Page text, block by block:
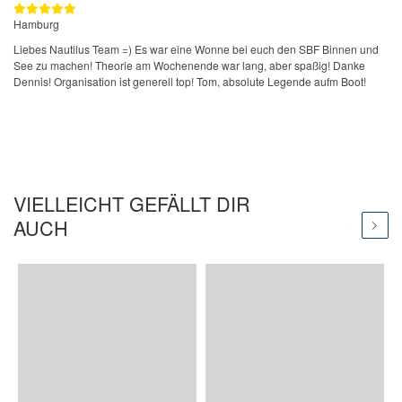
Hamburg
Liebes Nautilus Team =) Es war eine Wonne bei euch den SBF Binnen und
See zu machen! Theorie am Wochenende war lang, aber spaßig! Danke
Dennis! Organisation ist generell top! Tom, absolute Legende aufm Boot!
VIELLEICHT GEFÄLLT DIR
AUCH